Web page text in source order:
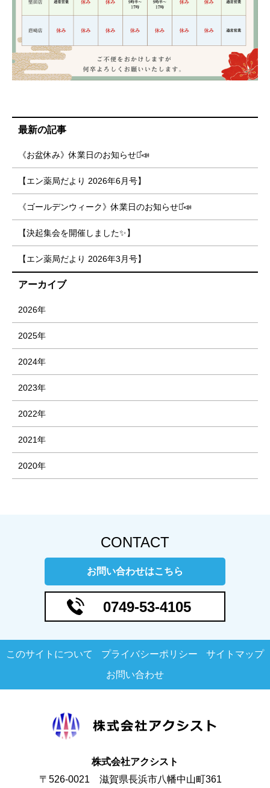
最新の記事
《お盆休み》休業日のお知らせ⋆͛📣
【エン薬局だより 2026年6月号】
《ゴールデンウィーク》休業日のお知らせ⋆͛📣
【決起集会を開催しました✨】
【エン薬局だより 2026年3月号】
アーカイブ
2026年
2025年
2024年
2023年
2022年
2021年
2020年
CONTACT
お問い合わせはこちら
0749-53-4105
このサイトについて プライバシーポリシー
サイトマップ
お問い合わせ
株式会社アクシスト
〒526-0021
滋賀県長浜市八幡中山町361